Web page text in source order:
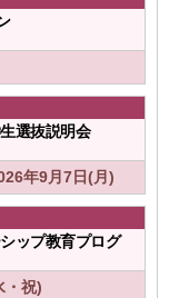
選抜説明会
年9月7日(月)
ップ教育プログ
・祝)